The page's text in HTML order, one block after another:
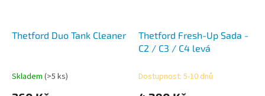
Thetford Duo Tank Cleaner
Skladem (>5 ks)
Thetford Fresh-Up Sada -
C2 / C3 / C4 levá
Dostupnost: 5-10 dnů